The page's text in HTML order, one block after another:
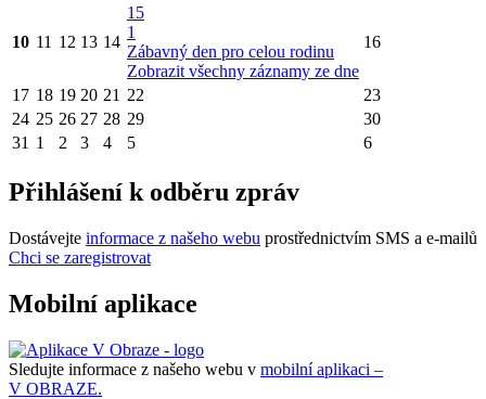
10 11 12 13 14
15
1
Zábavný den pro celou rodinu
Zobrazit všechny záznamy ze dne
16
17 18 19 20 21 22
23
24 25 26 27 28 29
30
31 1 2 3 4 5 6
Přihlášení k odběru zpráv
Dostávejte informace z našeho webu prostřednictvím SMS a e-mailů
Chci se zaregistrovat
Mobilní aplikace
Sledujte informace z našeho webu v mobilní aplikaci –
V OBRAZE.